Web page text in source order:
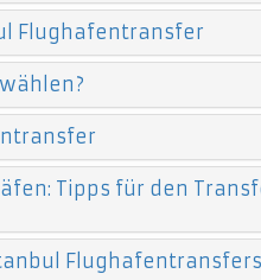
Flughafentransfer
Tipps für den